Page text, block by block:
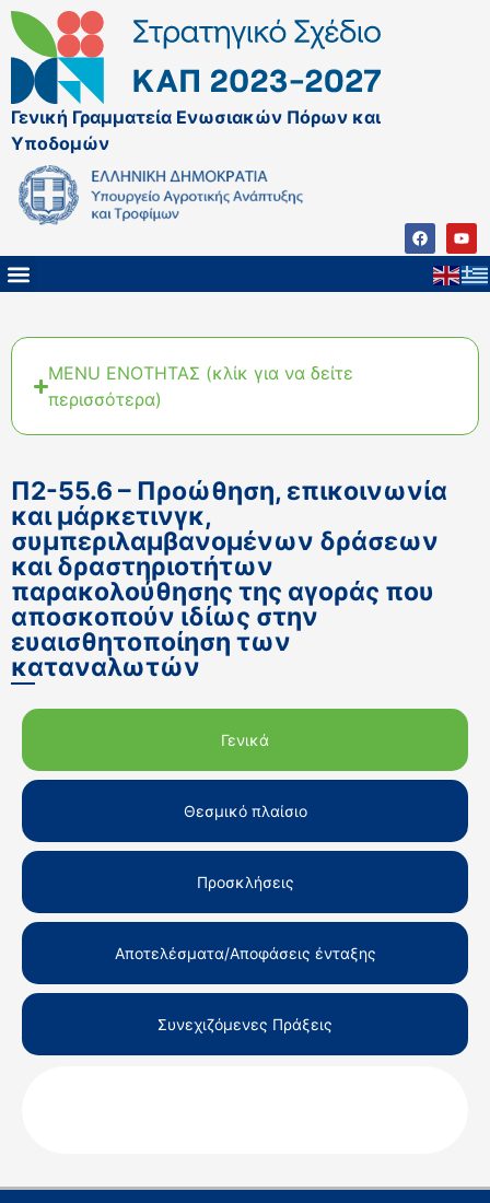
Γενική Γραμματεία Ενωσιακών Πόρων και
Υποδομών
MENU ΕΝΟΤΗΤΑΣ (κλίκ για να δείτε
περισσότερα)
Π2-55.6 – Προώθηση, επικοινωνία
και μάρκετινγκ,
συμπεριλαμβανομένων δράσεων
και δραστηριοτήτων
παρακολούθησης της αγοράς που
αποσκοπούν ιδίως στην
ευαισθητοποίηση των
καταναλωτών
Γενικά
Θεσμικό πλαίσιο
Προσκλήσεις
Αποτελέσματα/Αποφάσεις ένταξης
Συνεχιζόμενες Πράξεις